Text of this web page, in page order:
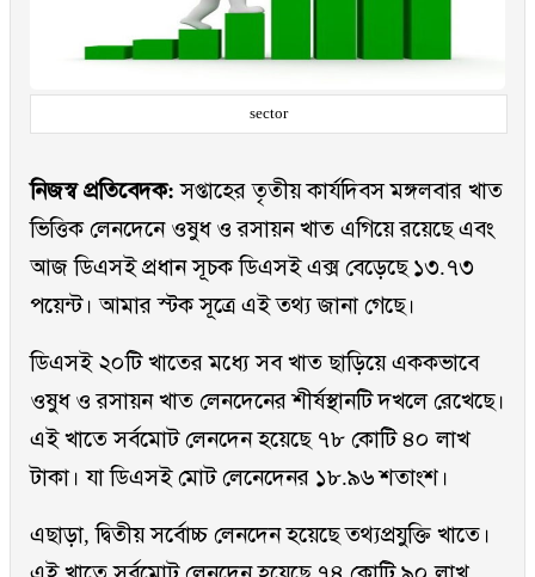
sector
নিজস্ব প্রতিবেদক: সপ্তাহের তৃতীয় কার্যদিবস মঙ্গলবার খাত
ভিত্তিক লেনদেনে ওষুধ ও রসায়ন খাত এগিয়ে রয়েছে এবং
আজ ডিএসই প্রধান সূচক ডিএসই এক্স বেড়েছে ১৩.৭৩
পয়েন্ট। আমার স্টক সূত্রে এই তথ্য জানা গেছে।
ডিএসই ২০টি খাতের মধ্যে সব খাত ছাড়িয়ে এককভাবে
ওষুধ ও রসায়ন খাত লেনদেনের শীর্ষস্থানটি দখলে রেখেছে।
এই খাতে সর্বমোট লেনদেন হয়েছে ৭৮ কোটি ৪০ লাখ
টাকা। যা ডিএসই মোট লেনেদেনর ১৮.৯৬ শতাংশ।
এছাড়া, দ্বিতীয় সর্বোচ্চ লেনদেন হয়েছে তথ্যপ্রযুক্তি খাতে।